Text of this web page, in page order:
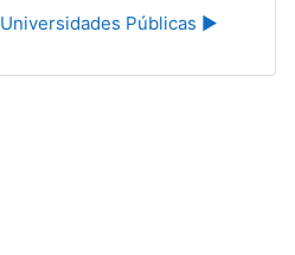
Universidades Públicas ▶︎